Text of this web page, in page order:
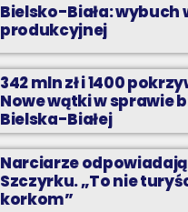
Bielsko-Biała: wybuch
produkcyjnej
342 mln zł i 1400
Nowe wątki w sprawie
Bielska-Białej
Narciarze odpowiadają
Szczyrku. „To nie
korkom”